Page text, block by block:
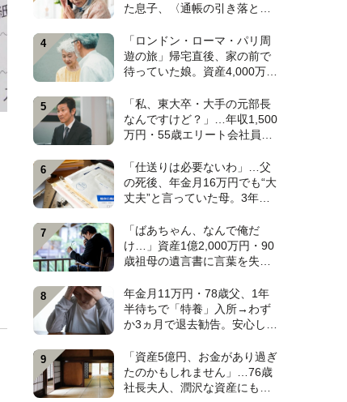
た息子、〈通帳の引き落とし
を食いつぶした“まさかの正
体”【CFPの助言】
「ロンドン・ローマ・パリ周
遊の旅」帰宅直後、家の前で
待っていた娘。資産4,000万
後を崩壊させた〈衝撃のカミ
ングアウト〉【CFPの助言】
「私、東大卒・大手の元部長
なんですけど？」…年収1,500
万円・55歳エリート会社員、
り全敗”。専業主婦の妻が仕切
る家で「居場所がありませ
ん」の現実【CFPの助言】
「仕送りは必要ないわ」…父
の死後、年金月16万円でも“大
丈夫”と言っていた母。3年
ない封筒〉に息子が“思わず叫
んだ”ワケ【FPが解説】
「ばあちゃん、なんで俺だ
け…」資産1億2,000万円・90
歳祖母の遺言書に言葉を失っ
勤務・38歳孫〉だけが遺産相
続から除外されたワケ【弁護
士が解説】
年金月11万円・78歳父、1年
半待ちで「特養」入所→わず
か3ヵ月で退去勧告。安心しき
られた〈まさかのひと言〉
【元介護施設職員のFPが解
説】
「資産5億円、お金があり過ぎ
たのかもしれません」…76歳
社長夫人、潤沢な資産にも暗